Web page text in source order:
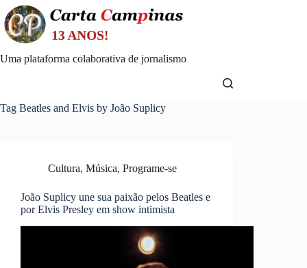
Skip
to
content
Uma plataforma colaborativa de jornalismo
Tag Beatles and Elvis by João Suplicy
Cultura, Música, Programe-se
João Suplicy une sua paixão pelos Beatles e
por Elvis Presley em show intimista